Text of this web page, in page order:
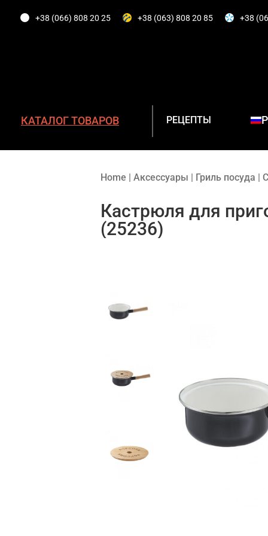
+38 (066) 808 20 25 +38 (063) 808 20 85 +38
КАТАЛОГ ТОВАРОВ
ГАЗОВЫЕ ГРИЛИ
УГОЛЬНЫЕ ГРИЛИ
КЕРАМИЧЕСКИЕ ГРИЛИ
РЕЦЕПТЫ
Home | Аксессуары | Гриль посуда |
Кастрюля для
(25236)